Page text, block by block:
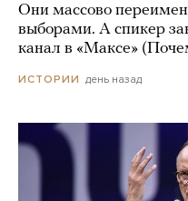
Они массово
выборами. А спикер
канал в «Максе»
ИСТОРИИ день назад